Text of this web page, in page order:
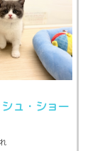
ュ・ショー